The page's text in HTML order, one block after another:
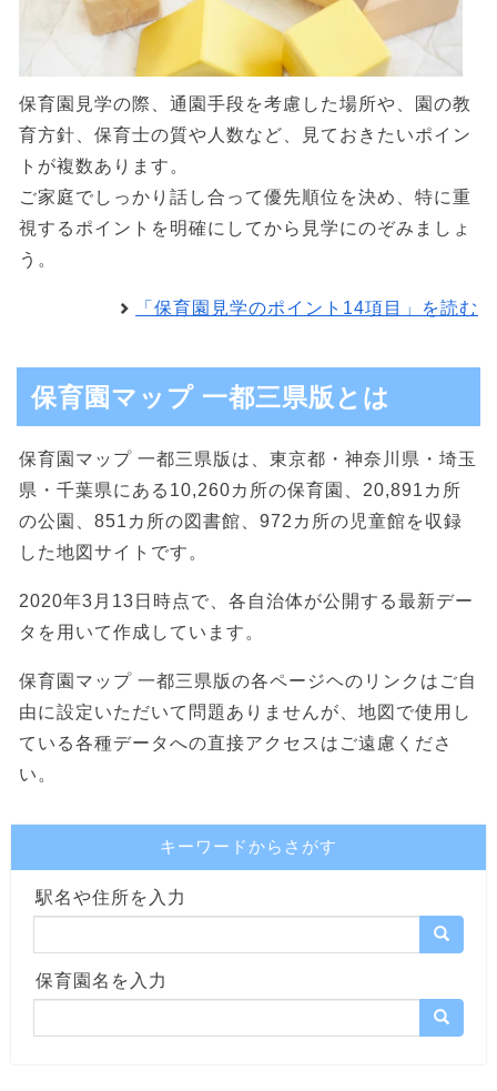
保育園見学の際、通園手段を考慮した場所や、園の教
育方針、保育士の質や人数など、見ておきたいポイン
トが複数あります。
ご家庭でしっかり話し合って優先順位を決め、特に重
視するポイントを明確にしてから見学にのぞみましょ
う。
「保育園見学のポイント14項目」を読む
保育園マップ 一都三県版とは
保育園マップ 一都三県版は、東京都・神奈川県・埼玉
県・千葉県にある10,260カ所の保育園、20,891カ所
の公園、851カ所の図書館、972カ所の児童館を収録
した地図サイトです。
2020年3月13日時点で、各自治体が公開する最新デー
タを用いて作成しています。
保育園マップ 一都三県版の各ページヘのリンクはご自
由に設定いただいて問題ありませんが、地図で使用し
ている各種データへの直接アクセスはご遠慮くださ
い。
キーワードからさがす
駅名や住所を入力
保育園名を入力